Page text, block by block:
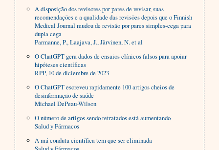
A disposição dos revisores por pares de revisar, suas
recomendações e a qualidade das revisões depois que o Finnish
Medical Journal mudou de revisão por pares simples-cega para
dupla cega
Parmanne, P., Laajava, J., Järvinen, N. et al
O ChatGPT gera dados de ensaios clínicos falsos para apoiar
hipóteses científicas
RPP, 10 de diciembre de 2023
O ChatGPT escreveu rapidamente 100 artigos cheios de
desinformação de saúde
Michael DePeau-Wilson
O número de artigos sendo retratados está aumentando
Salud y Fármacos
A má conduta científica tem que ser eliminada